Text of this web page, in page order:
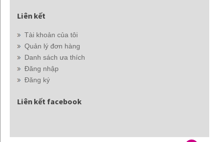
Liên kết
Tài khoản của tôi
Quản lý đơn hàng
Danh sách ưa thích
Đăng nhập
Đăng ký
Liên kết facebook